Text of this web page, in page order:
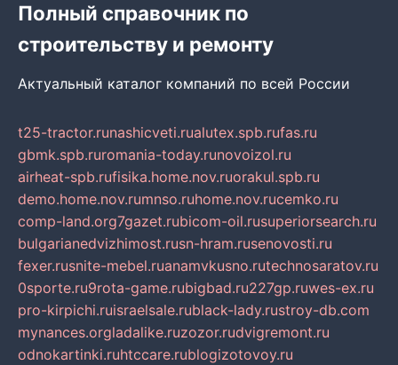
Полный справочник по
строительству и ремонту
Актуальный каталог компаний по всей России
t25-tractor.runashicveti.rualutex.spb.rufas.ru
gbmk.spb.ruromania-today.runovoizol.ru
airheat-spb.rufisika.home.nov.ruorakul.spb.ru
demo.home.nov.rumnso.ruhome.nov.rucemko.ru
comp-land.org7gazet.rubicom-oil.rusuperiorsearch.ru
bulgarianedvizhimost.rusn-hram.rusenovosti.ru
fexer.rusnite-mebel.ruanamvkusno.rutechnosaratov.ru
0sporte.ru9rota-game.rubigbad.ru227gp.ruwes-ex.ru
pro-kirpichi.ruisraelsale.rublack-lady.rustroy-db.com
mynances.orgladalike.ruzozor.rudvigremont.ru
odnokartinki.ruhtccare.rublogizotovoy.ru